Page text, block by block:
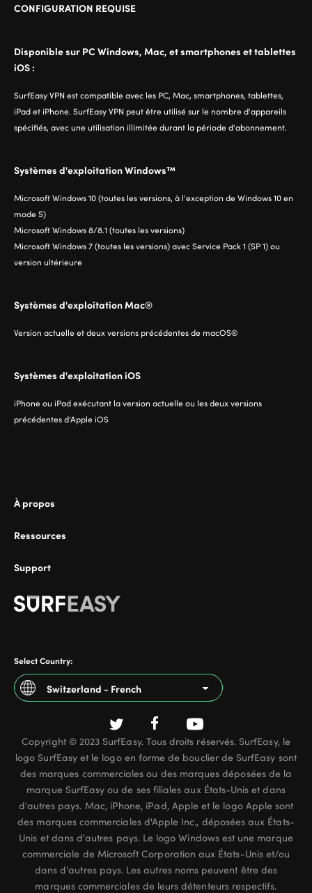
CONFIGURATION REQUISE
Disponible sur PC Windows, Mac, et smartphones et tablettes
iOS :
SurfEasy VPN est compatible avec les PC, Mac, smartphones, tablettes,
iPad et iPhone. SurfEasy VPN peut être utilisé sur le nombre d'appareils
spécifiés, avec une utilisation illimitée durant la période d'abonnement.
Systèmes d'exploitation Windows™
Microsoft Windows 10 (toutes les versions, à l'exception de Windows 10 en
mode S)
Microsoft Windows 8/8.1 (toutes les versions)
Microsoft Windows 7 (toutes les versions) avec Service Pack 1 (SP 1) ou
version ultérieure
Systèmes d'exploitation Mac®
Version actuelle et deux versions précédentes de macOS®
Systèmes d'exploitation iOS
iPhone ou iPad exécutant la version actuelle ou les deux versions
précédentes d'Apple iOS
À propos
Ressources
Support
Select Country:
Switzerland - French
Australia
Austria
Belgium - French
Belgium - Dutch
Brazil
Canada - English
Copyright © 2023 SurfEasy. Tous droits réservés. SurfEasy, le
logo SurfEasy et le logo en forme de bouclier de SurfEasy sont
des marques commerciales ou des marques déposées de la
marque SurfEasy ou de ses filiales aux États-Unis et dans
d'autres pays. Mac, iPhone, iPad, Apple et le logo Apple sont
des marques commerciales d'Apple Inc., déposées aux États-
Unis et dans d'autres pays. Le logo Windows est une marque
commerciale de Microsoft Corporation aux États-Unis et/ou
dans d'autres pays. Les autres noms peuvent être des
marques commerciales de leurs détenteurs respectifs.